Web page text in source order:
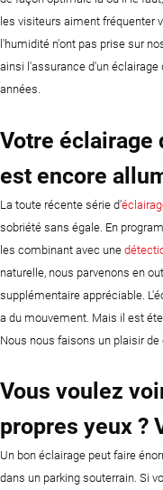
les visiteurs aiment fréquenter
l'humidité n'ont pas prise sur
ainsi l'assurance d'un
années.
Votre éclairage
est encore
La toute récente série d'
sobriété sans égale. En
les combinant avec une
naturelle, nous parvenons en
supplémentaire appréciable.
a du mouvement. Mais il est
Nous nous faisons un plaisir
Vous voulez
propres yeux ?
Un bon éclairage peut faire
dans un parking souterrain. Si